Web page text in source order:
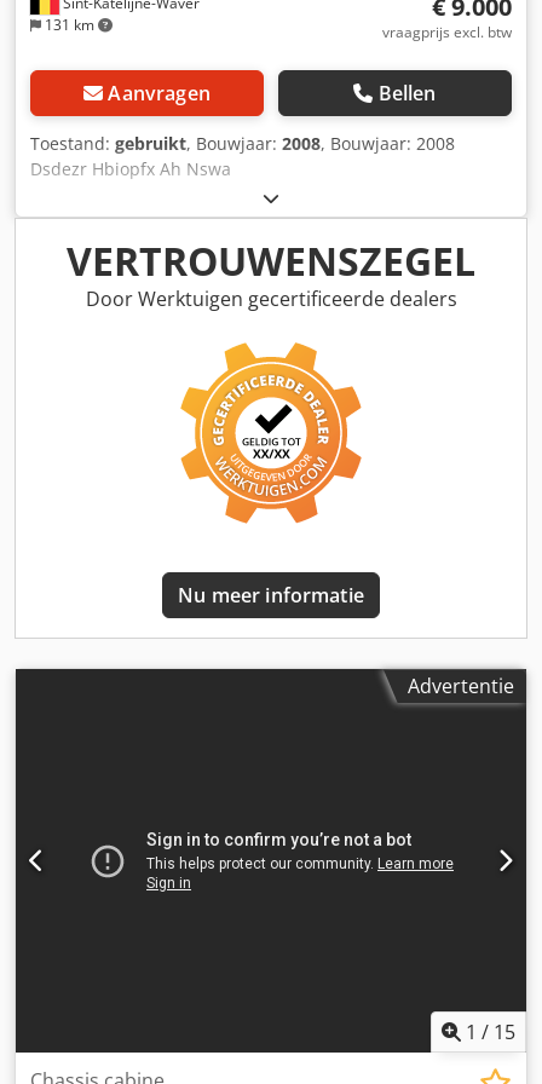
131 km
€ 9.000
vraagprijs excl. btw
Aanvragen Bellen
Toestand: gebruikt, Bouwjaar: 2008, Bouwjaar: 2008
Dsdezr Hbiopfx Ah Nswa
VERTROUWENSZEGEL
Door Werktuigen gecertificeerde dealers
Nu meer informatie
Advertentie
1 / 15